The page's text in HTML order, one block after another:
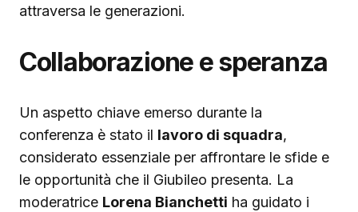
attraversa le generazioni.
Collaborazione e speranza
Un aspetto chiave emerso durante la
conferenza è stato il lavoro di squadra,
considerato essenziale per affrontare le sfide e
le opportunità che il Giubileo presenta. La
moderatrice Lorena Bianchetti ha guidato i